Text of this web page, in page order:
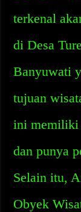
terkenal
di Desa
Banyuwati
tujuan
ini memiliki
dan punya
Selain itu,
Obyek